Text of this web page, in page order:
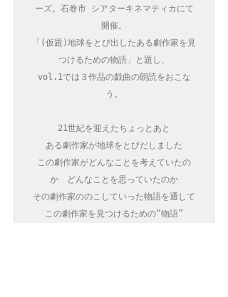
ーズ。石巻市 シアターキネマティカにて
開催。
「(仮題)地球をとび出したある劇作家を見
つけるための物語」と題し、
vol.1では３作品の戯曲の朗読をおこな
う。
21世紀を迎えたちょっとあと
ある劇作家が地球をとびだしました
この劇作家がどんなことを考えていたの
か　どんなことを思っていたのか
その劇作家ののこしていった物語を通して
この劇作家を見つけるための“物語”